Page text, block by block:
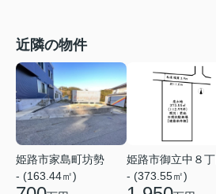
近隣の物件
姫路市家島町坊勢
- (163.44㎡)
姫路市御立中８丁
- (373.55㎡)